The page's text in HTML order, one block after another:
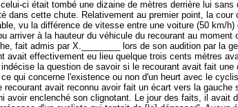
ci était tombé une dizaine de mètres derrière lui sans
dans cette chute. Relativement au premier point, la cour
vu la différence de vitesse entre une voiture (50 km/
arriver à la hauteur du véhicule du recourant au moment
fait admis par X.________ lors de son audition par la
avait effectivement eu lieu quelque trois cents mètres
la question de savoir si le recourant avait fait une
qui concerne l'existence ou non d'un heurt avec le
recourant avait reconnu avoir fait un écart vers la gauche
avoir enclenché son clignotant. Le jour des faits, il avait